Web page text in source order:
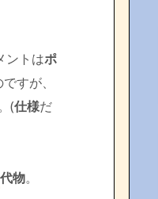
ントはポ
すが、
(仕様だ
代物。